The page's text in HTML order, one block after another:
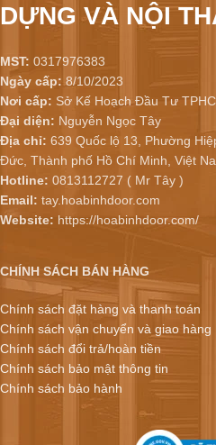
DỰNG VÀ NỘI
MST: 0317976383
Ngày cấp: 8/10/2023
Nơi cấp: Sở Kế Hoạch Đầu Tư
Đại diện: Nguyễn Ngọc Tây
Địa chỉ: 639 Quốc lộ 13, Phường
Đức, Thành phố Hồ Chí Minh, Việt
Hotline: 0813112727 ( Mr Tây )
Email: tay.hoabinhdoor.com
Website: https://hoabinhdoor.com/
CHÍNH SÁCH BÁN HÀNG
Chính sách đặt hàng và thanh toán
Chính sách vận chuyển và giao hàng
Chính sách đổi trả/hoàn tiền
Chính sách bảo mật thông tin
Chính sách bảo hành